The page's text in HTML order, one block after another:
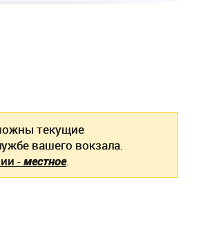
текущие
вашего вокзала.
-местное.